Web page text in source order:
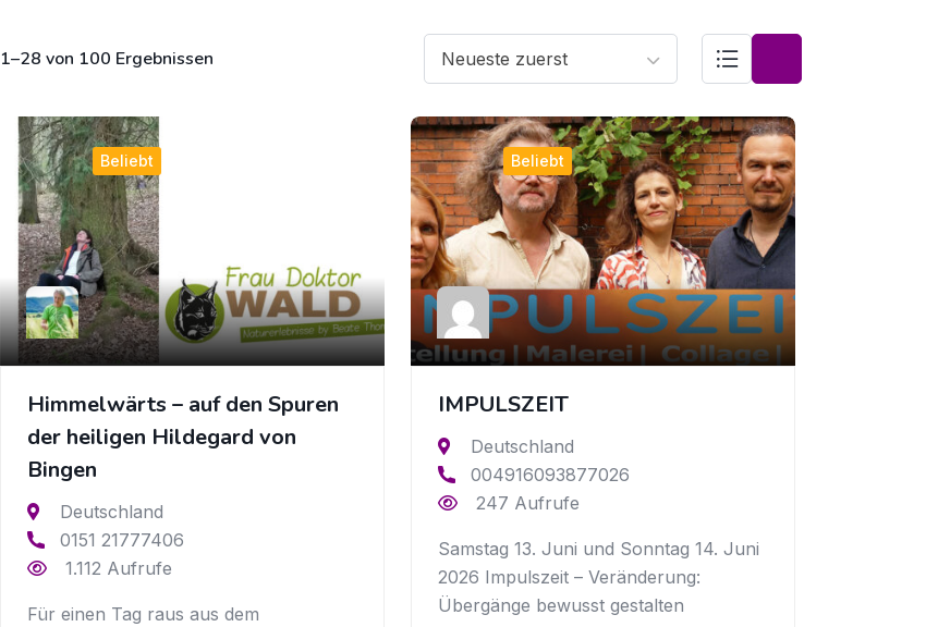
1–28 von 100 Ergebnissen Neueste zuerst
Himmelwärts – auf den Spuren
der heiligen Hildegard von
Bingen
Beliebt
Deutschland
0151 21777406
1.112 Aufrufe
Für einen Tag raus aus dem
IMPULSZEIT
Beliebt
Deutschland
004916093877026
247 Aufrufe
Samstag 13. Juni und Sonntag 14. Juni
2026 Impulszeit – Veränderung:
Übergänge bewusst gestalten